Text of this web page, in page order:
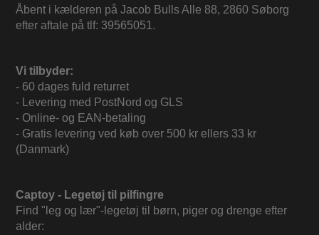
Åbent i kælderen på Jacob Bulls Alle 88, 2860 Søborg
efter aftale på tlf: 39565051.
Vi tilbyder:
- 60 dages fuld returret
- Levering med PostNord og GLS
- Online- og EAN-betaling
- Gratis levering ved køb over 500 kr ellers 33 kr
(Danmark)
Captoy - Legetøj til pilfingre
Find "leg og lær"-legetøj til børn, piger og drenge efter
alder: